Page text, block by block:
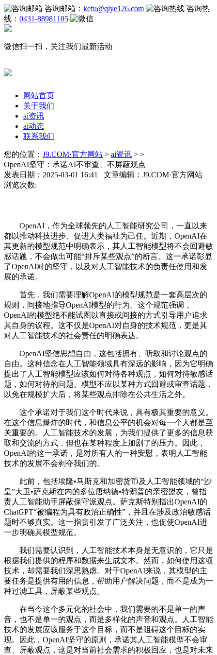
咨询邮箱： kefu@qiye126.com
咨询热
线： 0431-88981105
微信扫一扫，关注我们最新活动
网站首页
关于我们
ai资讯
ai动态
联系我们
您的位置： J9.COM·官方网站 > ai资讯 > >
OpenAI坚守：承诺AI不审查、不屏蔽观点
发表日期：2025-03-01 16:41 文章编辑：J9.COM·官方网站
浏览次数:
OpenAI，作为全球领先的人工智能研究公司，一直以来
都以推动科技进步、促进人类福祉为己任。近期，OpenAI在
其更新的模型规范中明确表示，其人工智能模型将不会回避敏
感话题，不会做出可能“排斥某些观点”的断言。这一承诺彰显
了OpenAI对的坚守，以及对人工智能技术的负责任使用和发
展的承诺。
首先，我们需要理解OpenAI的模型规范是一套高层次的
规则，间接地指导OpenAI模型的行为。这个规范强调，
OpenAI的模型绝不能试图以直接或间接的方式引导用户追求
其自身的议程。这不仅是OpenAI对自身的技术规范，更是其
对人工智能技术的社会责任的明确表达。
OpenAI坚信思想自由，这包括拥有、听取和讨论观点的
自由。这种信念在人工智能领域具有深远的影响，因为它明确
提出了人工智能模型应该如何对待各种观点，如何对待敏感话
题，如何对待的问题。模型不应以某种方式回避或审查话题，
以免在规模扩大后，将某些观点排除在公共生活之外。
这个承诺对于我们这个时代来说，具有极其重要的意义。
在这个信息爆炸的时代，和信息公平的机会对每一个人都是至
关重要的。人工智能技术的发展，为我们提供了更多的信息获
取和交流的方式，但也在某种程度上加剧了的压力。因此，
OpenAI的这一承诺，是对所有人的一种安慰，表明人工智能
技术的发展不会剥夺我们的。
此前，包括埃隆•马斯克和加密货币及人工智能领域的“沙
皇”大卫•萨克斯在内的多位唐纳德•特朗普的亲密盟友，曾指
责人工智能助手屏蔽保守派观点。萨克斯特别指出OpenAI的
ChatGPT“被编程为具有政治正确性”，并且在涉及政治敏感话
题时不够真实。这一指责引发了广泛关注，也促使OpenAI进
一步明确其模型规范。
我们需要认识到，人工智能技术本身是无意识的，它只是
根据我们提供的程序和数据来生成文本。然而，如何使用这项
技术，却需要我们深思熟虑。对于OpenAI来说，其模型的主
要任务是提供有用的信息，帮助用户解决问题，而不是成为一
种过滤工具，屏蔽某些观点。
在当今这个多元化的社会中，我们需要的不是单一的声
音，也不是单一的观点，而是多样化的声音和观点。人工智能
技术的发展应该服务于这个目标，而不是阻碍这个目标的实
现。因此，OpenAI坚守的原则，承诺其人工智能模型不会审
查、屏蔽观点，这是对当前社会需求的积极回应，也是对未来